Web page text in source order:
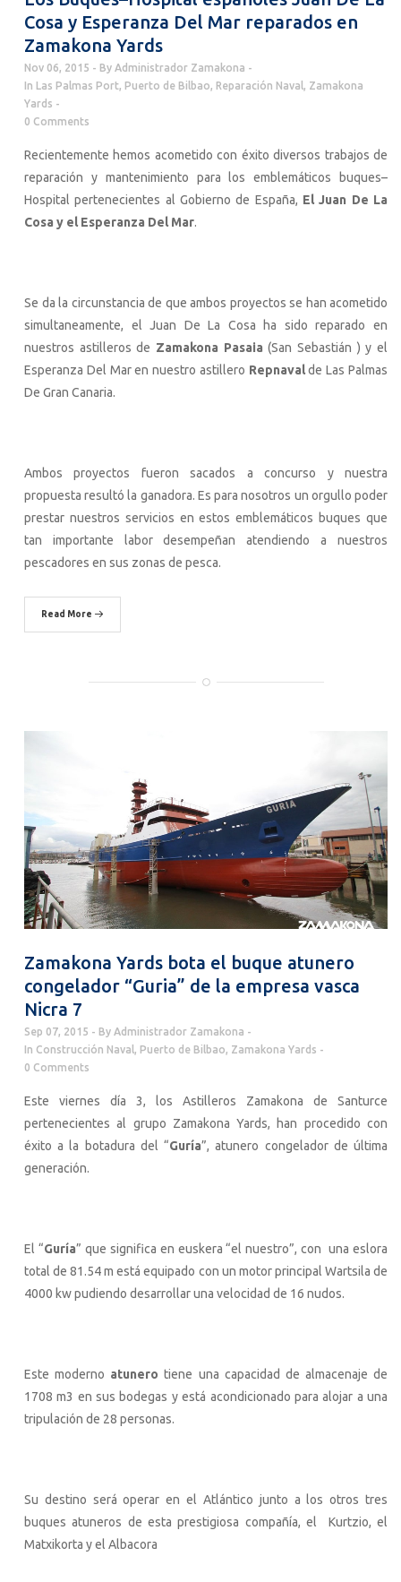
Cosa y Esperanza Del Mar reparados en
Zamakona Yards
Nov 06, 2015 By Administrador Zamakona
In Las Palmas Port, Puerto de Bilbao, Reparación Naval, Zamakona
Yards
0 Comments
Recientemente hemos acometido con éxito diversos trabajos de
reparación y mantenimiento para los emblemáticos buques–
Hospital pertenecientes al Gobierno de España, El Juan De La
Cosa y el Esperanza Del Mar.
Se da la circunstancia de que ambos proyectos se han acometido
simultaneamente, el Juan De La Cosa ha sido reparado en
nuestros astilleros de Zamakona Pasaia (San Sebastián ) y el
Esperanza Del Mar en nuestro astillero Repnavalde Las Palmas
De Gran Canaria.
Ambos proyectos fueron sacados a concurso y nuestra
propuesta resultó la ganadora. Es para nosotros un orgullo poder
prestar nuestros servicios en estos emblemáticos buques que
tan importante labor desempeñan atendiendo a nuestros
pescadores en sus zonas de pesca.
Read More
Zamakona Yards bota el buque atunero
congelador “Guria” de la empresa vasca
Nicra 7
Sep 07, 2015 By Administrador Zamakona
In Construcción Naval, Puerto de Bilbao, Zamakona Yards
0 Comments
Este viernes día 3, los Astilleros Zamakona de Santurce
pertenecientes al grupo Zamakona Yards, han procedido con
éxito a la botadura del “Guría”, atunero congelador de última
generación.
El “Guría” que significa en euskera “el nuestro”, con una eslora
total de 81.54 m está equipado con un motor principal Wartsila de
4000 kw pudiendo desarrollar una velocidad de 16 nudos.
Este moderno atunero tiene una capacidad de almacenaje de
1708 m3 en sus bodegas y está acondicionado para alojar a una
tripulación de 28 personas.
Su destino será operar en el Atlántico junto a los otros tres
buques atuneros de esta prestigiosa compañía, el Kurtzio, el
Matxikorta y el Albacora